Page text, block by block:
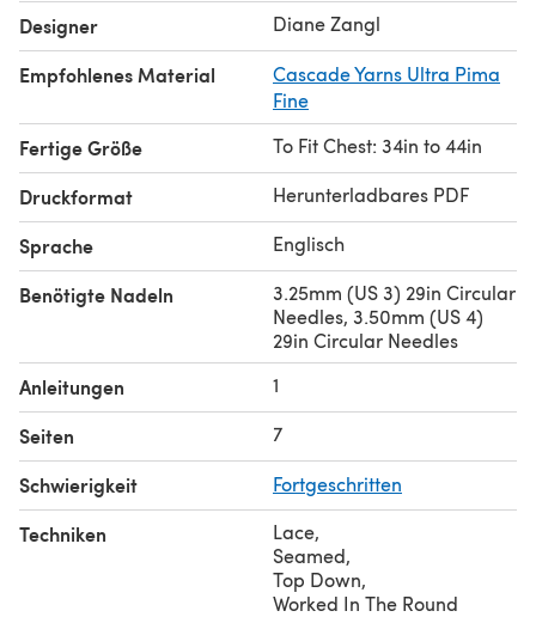
Designer Diane Zangl
Empfohlenes Material
Cascade Yarns Ultra Pima
Fine
Fertige Größe To Fit Chest: 34in to 44in
Druckformat Herunterladbares PDF
Sprache Englisch
Benötigte Nadeln
3.25mm (US 3) 29in Circular
Needles, 3.50mm (US 4)
29in Circular Needles
Anleitungen 1
Seiten 7
Schwierigkeit Fortgeschritten
Techniken Lace,
Seamed,
Top Down,
Worked In The Round